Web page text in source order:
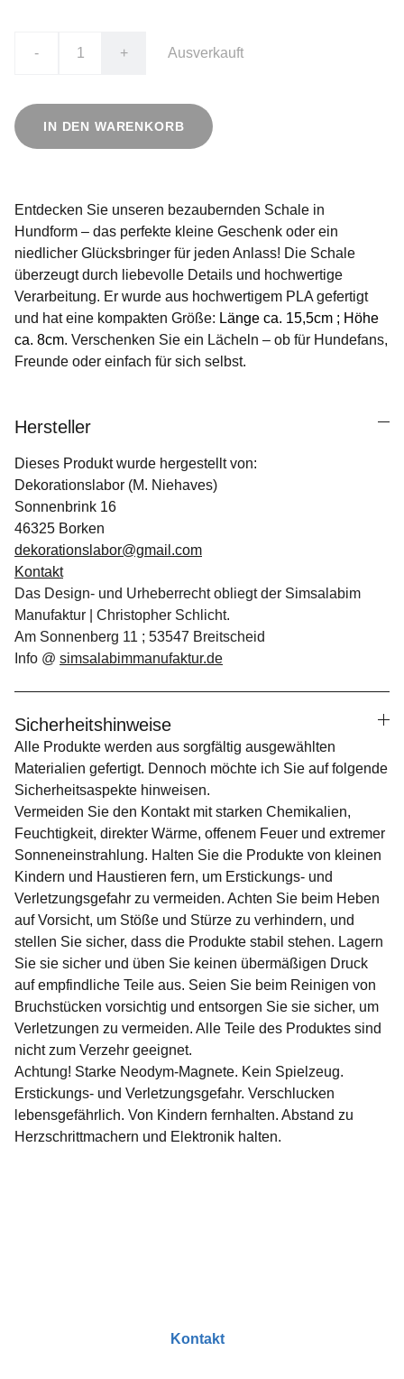
- + Ausverkauft
IN DEN WARENKORB
Entdecken Sie unseren bezaubernden Schale in
Hundform – das perfekte kleine Geschenk oder ein
niedlicher Glücksbringer für jeden Anlass! Die Schale
überzeugt durch liebevolle Details und hochwertige
Verarbeitung. Er wurde aus hochwertigem PLA gefertigt
und hat eine kompakten Größe: Länge ca. 15,5cm ; Höhe
ca. 8cm. Verschenken Sie ein Lächeln – ob für Hundefans,
Freunde oder einfach für sich selbst.
Hersteller
Dieses Produkt wurde hergestellt von:
Dekorationslabor (M. Niehaves)
Sonnenbrink 16
46325 Borken
dekorationslabor@gmail.com
Kontakt
Das Design- und Urheberrecht obliegt der Simsalabim
Manufaktur | Christopher Schlicht.
Am Sonnenberg 11 ; 53547 Breitscheid
Info @ simsalabimmanufaktur.de
Sicherheitshinweise
Alle Produkte werden aus sorgfältig ausgewählten
Materialien gefertigt. Dennoch möchte ich Sie auf folgende
Sicherheitsaspekte hinweisen.
Vermeiden Sie den Kontakt mit starken Chemikalien,
Feuchtigkeit, direkter Wärme, offenem Feuer und extremer
Sonneneinstrahlung. Halten Sie die Produkte von kleinen
Kindern und Haustieren fern, um Erstickungs- und
Verletzungsgefahr zu vermeiden. Achten Sie beim Heben
auf Vorsicht, um Stöße und Stürze zu verhindern, und
stellen Sie sicher, dass die Produkte stabil stehen. Lagern
Sie sie sicher und üben Sie keinen übermäßigen Druck
auf empfindliche Teile aus. Seien Sie beim Reinigen von
Bruchstücken vorsichtig und entsorgen Sie sie sicher, um
Verletzungen zu vermeiden. Alle Teile des Produktes sind
nicht zum Verzehr geeignet.
Achtung! Starke Neodym-Magnete. Kein Spielzeug.
Erstickungs- und Verletzungsgefahr. Verschlucken
lebensgefährlich. Von Kindern fernhalten. Abstand zu
Herzschrittmachern und Elektronik halten.
Kontakt